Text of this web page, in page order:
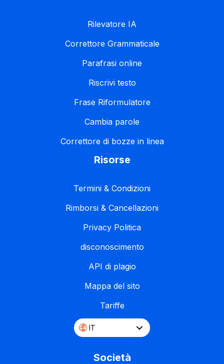
Rilevatore IA
Correttore Grammaticale
Parafrasi online
Riscrivi testo
Frase Riformulatore
Cambia parole
Correttore di bozze in linea
Risorse
Termini & Condizioni
Rimborsi & Cancellazioni
Privacy Politica
disconoscimento
API di plagio
Mappa del sito
Tariffe
IT
Società